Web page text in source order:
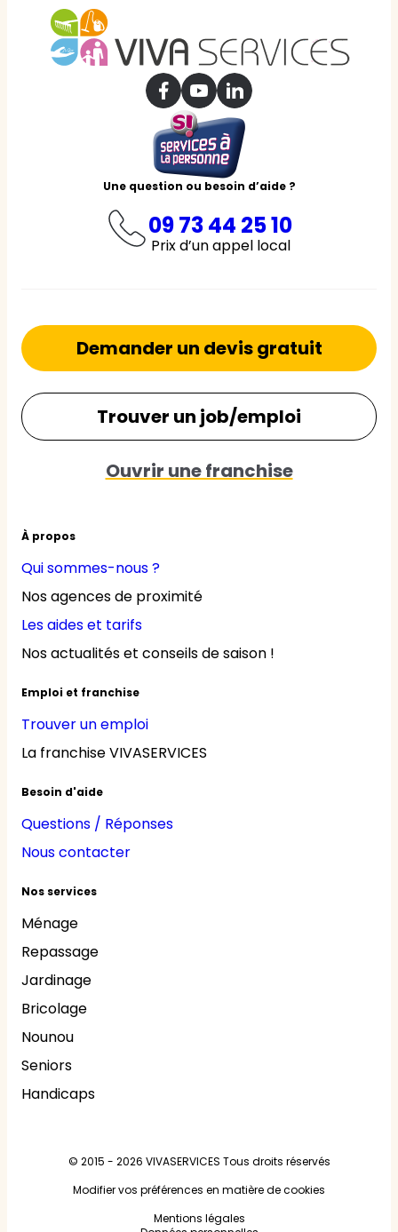
Une question ou besoin d’aide ?
09 73 44 25 10
Prix d’un appel local
À propos
Qui sommes-nous ?
Nos agences de proximité
Les aides et tarifs
Nos actualités et conseils de saison !
Emploi et franchise
Trouver un emploi
La franchise VIVASERVICES
Besoin d'aide
Questions / Réponses
Nous contacter
Nos services
Ménage
Repassage
Jardinage
Bricolage
Nounou
Seniors
Handicaps
Demander un devis gratuit
Trouver un job/emploi
Ouvrir une franchise
© 2015 - 2026 VIVASERVICES Tous droits réservés
Modifier vos préférences en matière de cookies
Mentions légales